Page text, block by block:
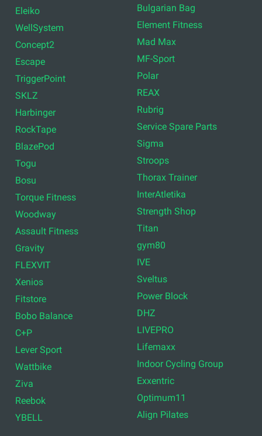
Eleiko
WellSystem
Concept2
Escape
TriggerPoint
SKLZ
Harbinger
RockTape
BlazePod
Togu
Bosu
Torque Fitness
Woodway
Assault Fitness
Gravity
FLEXVIT
Xenios
Fitstore
Bobo Balance
C+P
Lever Sport
Wattbike
Ziva
Reebok
YBELL
Bulgarian Bag
Element Fitness
Mad Max
MF-Sport
Polar
REAX
Rubrig
Service Spare Parts
Sigma
Stroops
Thorax Trainer
InterAtletika
Strength Shop
Titan
gym80
IVE
Sveltus
Power Block
DHZ
LIVEPRO
Lifemaxx
Indoor Cycling Group
Exxentric
Optimum11
Align Pilates